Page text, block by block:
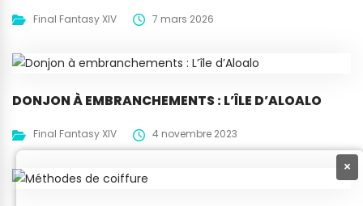
Final Fantasy XIV 7 mars 2026
DONJON À EMBRANCHEMENTS : L’ÎLE D’ALOALO
Final Fantasy XIV 4 novembre 2023
×